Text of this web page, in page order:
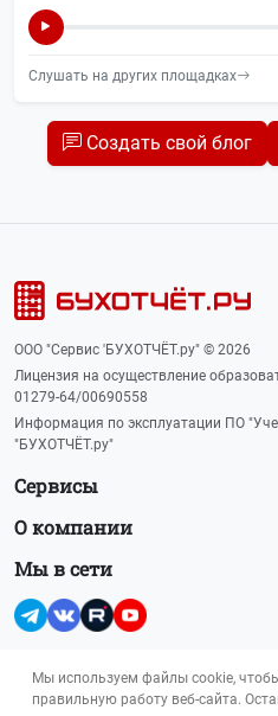
Слушать на других площадках
Создать свой блог
ООО "Сервис 'БУХОТЧЁТ.ру" © 2026
Лицензия на осуществление
01279-64/00690558
Информация по эксплуатации ПО
"БУХОТЧЁТ.ру"
Сервисы
О компании
Мы в сети
Мы используем файлы cookie,
правильную работу веб-сайта.